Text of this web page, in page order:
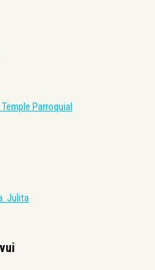
Parroquial
Julita